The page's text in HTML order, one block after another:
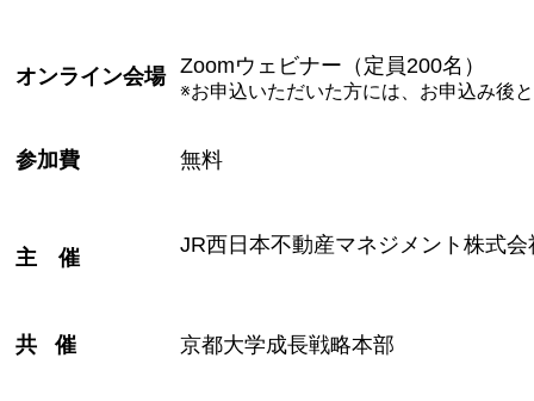
オンライン会場 Zoomウェビナー（定員200名）
※お申込いただいた方には、 お申込み後
参加費 無料
主 催
JR西日本不動産マネジメント株式
共 催 京都大学成長戦略本部